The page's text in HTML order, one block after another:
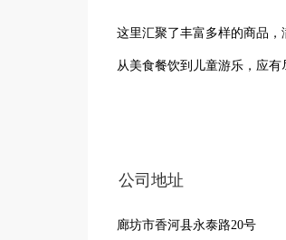
这里汇聚了丰富多样的商品
从美食餐饮到儿童游乐，应有
我们致力于为香河居民提供
作为香河地区的重要商业场所
公司地址
廊坊市香河县永泰路20号